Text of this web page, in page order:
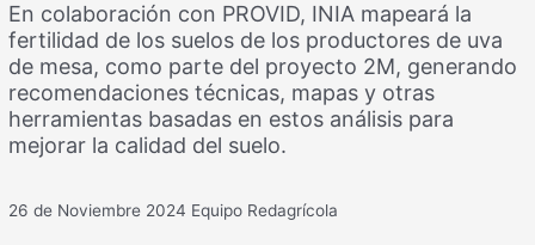
En colaboración con PROVID, INIA mapeará la
fertilidad de los suelos de los productores de uva
de mesa, como parte del proyecto 2M, generando
recomendaciones técnicas, mapas y otras
herramientas basadas en estos análisis para
mejorar la calidad del suelo.
26 de Noviembre 2024 Equipo Redagrícola